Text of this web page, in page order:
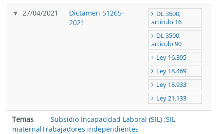
27/04/2021
Dictamen 51265-
2021
DL 3500,
artículo 16
DL 3500,
artículo 90
Ley 16.395
Ley 18.469
Ley 18.933
Ley 21.133
Temas Subsidio Incapacidad Laboral (SIL) :SIL
maternalTrabajadores independientes